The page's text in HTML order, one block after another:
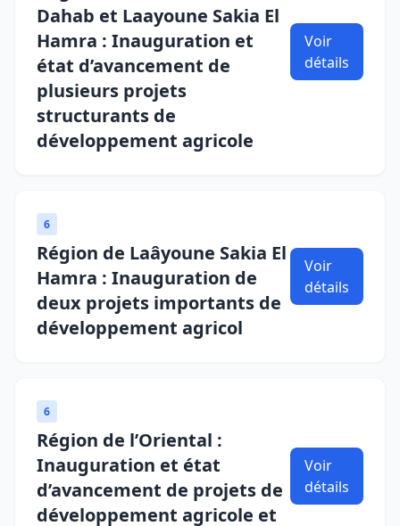
Dahab et Laayoune Sakia El
Hamra : Inauguration et
état d’avancement de
plusieurs projets
structurants de
développement agricole
Voir
détails
6
Région de Laâyoune Sakia El
Hamra : Inauguration de
deux projets importants de
développement agricol
Voir
détails
6
Région de l’Oriental :
Inauguration et état
d’avancement de projets de
développement agricole et
Voir
détails